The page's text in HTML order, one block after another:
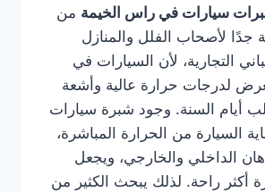
سيارات في راس الخيمة من
جدًا لأصحاب الفلل والمنازل
التجارية، لأن السيارات في
لدرجات حرارة عالية وأشعة
أيام السنة. وجود شبرة سيارات
السيارة من الحرارة المباشرة،
الداخلي والخارجي، ويجعل
أكثر راحة. لذلك يبحث الكثير من